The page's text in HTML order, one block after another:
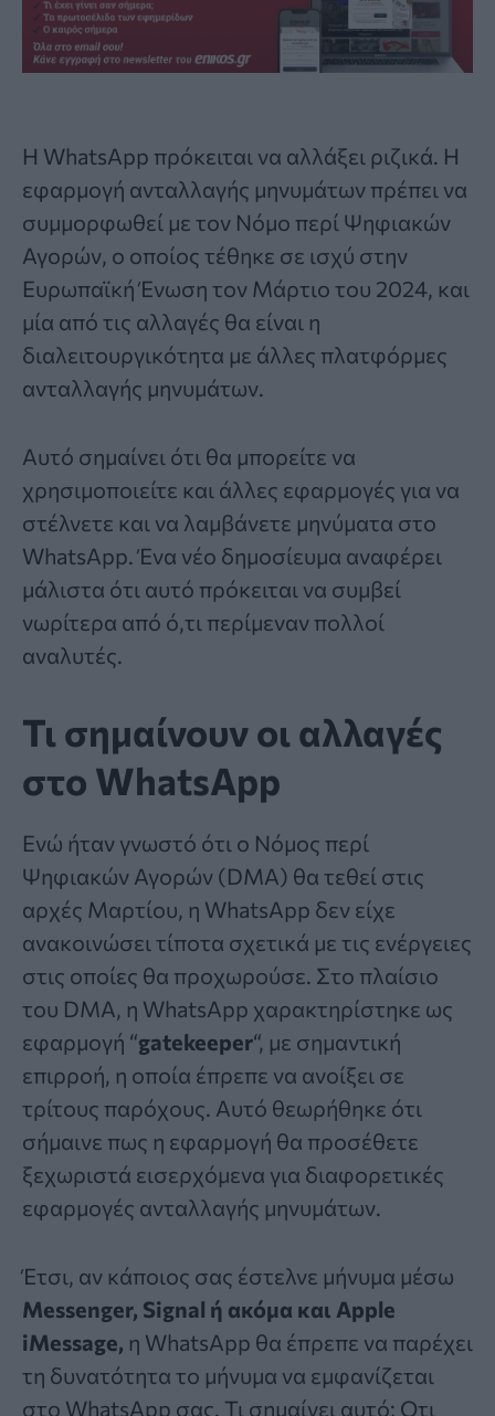
Η WhatsApp πρόκειται να αλλάξει ριζικά. Η
εφαρμογή ανταλλαγής μηνυμάτων πρέπει να
συμμορφωθεί με τον Νόμο περί Ψηφιακών
Αγορών, ο οποίος τέθηκε σε ισχύ στην
Ευρωπαϊκή Ένωση τον Μάρτιο του 2024, και
μία από τις αλλαγές θα είναι η
διαλειτουργικότητα με άλλες πλατφόρμες
ανταλλαγής μηνυμάτων.
Αυτό σημαίνει ότι θα μπορείτε να
χρησιμοποιείτε και άλλες εφαρμογές για να
στέλνετε και να λαμβάνετε μηνύματα στο
WhatsApp. Ένα νέο δημοσίευμα αναφέρει
μάλιστα ότι αυτό πρόκειται να συμβεί
νωρίτερα από ό,τι περίμεναν πολλοί
αναλυτές.
Τι σημαίνουν οι αλλαγές
στο WhatsApp
Ενώ ήταν γνωστό ότι ο Νόμος περί
Ψηφιακών Αγορών (DMA) θα τεθεί στις
αρχές Μαρτίου, η WhatsApp δεν είχε
ανακοινώσει τίποτα σχετικά με τις ενέργειες
στις οποίες θα προχωρούσε. Στο πλαίσιο
του DMA, η WhatsApp χαρακτηρίστηκε ως
εφαρμογή “gatekeeper“, με σημαντική
επιρροή, η οποία έπρεπε να ανοίξει σε
τρίτους παρόχους. Αυτό θεωρήθηκε ότι
σήμαινε πως η εφαρμογή θα προσέθετε
ξεχωριστά εισερχόμενα για διαφορετικές
εφαρμογές ανταλλαγής μηνυμάτων.
Έτσι, αν κάποιος σας έστελνε μήνυμα μέσω
Messenger, Signal ή ακόμα και Apple
iMessage, η WhatsApp θα έπρεπε να παρέχει
τη δυνατότητα το μήνυμα να εμφανίζεται
στο WhatsApp σας. Τι σημαίνει αυτό; Οτι